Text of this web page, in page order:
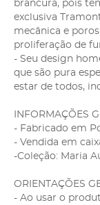
brancura, pois
exclusiva
mecânica e
proliferação de
- Seu design
que são pura
estar de todos,
INFORMAÇÕES
- Fabricado em
- Vendida em
-Coleção: Maria
ORIENTAÇÕES
- Ao usar o